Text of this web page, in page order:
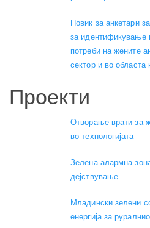
Повик за анкетари
за идентификување
потреби на жените
сектор и во областа
Проекти
Отворање врати за
во технологијата
Зелена алармна
дејствување
Младински зелени
енергија за